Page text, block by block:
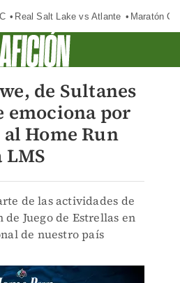
Real Salt Lake vs Atlante Maratón
de Sultanes
emociona por
Home Run
LMS
de las actividades de
Juego de Estrellas en
de nuestro país